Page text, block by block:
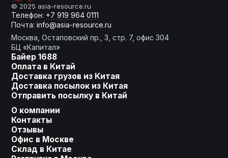
Готовы получить расчет?
От слов к делу
Ваше имя
Оставьте заявку, мы сделаем
для Вас индивидуальное
предложение!
© 2025 asia-resource.ru
Телефон: +7 919 964 0111
Почта: info@asia-resource.ru
Москва, Остаповский пр., 3, стр. 7, офис 304
БЦ «Капитал»
Байер 1688
Оплата в Китай
Доставка грузов из Китая
Доставка посылок из Китая
Отправить посылку в Китай
О компании
Контакты
Отзывы
Офис в Москве
Склад в Китае